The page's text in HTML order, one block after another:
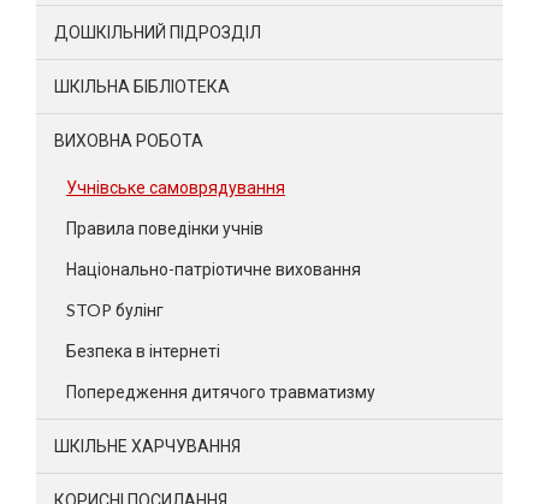
ДОШКІЛЬНИЙ ПІДРОЗДІЛ
ШКІЛЬНА БІБЛІОТЕКА
ВИХОВНА РОБОТА
Учнівське самоврядування
Правила поведінки учнів
Національно-патріотичне виховання
STOP булінг
Безпека в інтернеті
Попередження дитячого травматизму
ШКІЛЬНЕ ХАРЧУВАННЯ
КОРИСНІ ПОСИЛАННЯ